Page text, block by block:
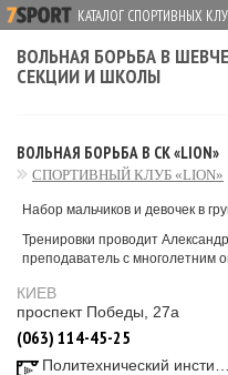
КАТАЛОГ СПОРТИВНЫХ
ВОЛЬНАЯ БОРЬБА В
СЕКЦИИ И ШКОЛЫ
ВОЛЬНАЯ БОРЬБА В СК «LION»
СПОРТИВНЫЙ КЛУБ «LION»
Набор мальчиков и девочек в
Тренировки проводит
преподаватель с многолетним
КИЕВ
проспект Победы, 27а
(063) 114-45-25